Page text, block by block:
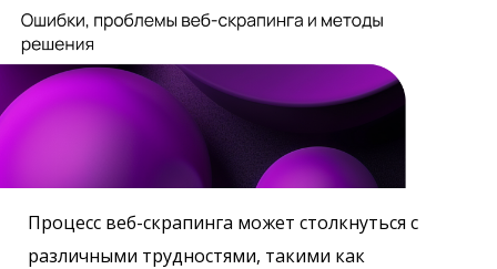
Процесс веб-скрапинга может столкнуться с
различными трудностями, такими как